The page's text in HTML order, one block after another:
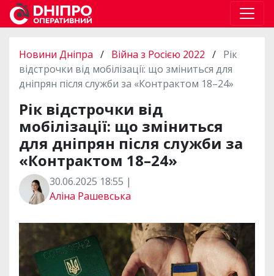
Новини Дніпра / Війна з Росією 2022 / Рік
відстрочки від мобілізації: що зміниться для
дніпрян після служби за «Контрактом 18–24»
Рік відстрочки від
мобілізації: що зміниться
для дніпрян після служби за
«Контрактом 18–24»
30.06.2025 18:55 |
Аліна Рашевська